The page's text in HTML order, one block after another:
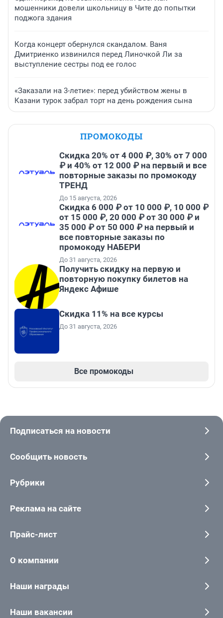
мошенники довели школьницу в Чите до попытки
поджога здания
Когда концерт обернулся скандалом. Ваня
Дмитриенко извинился перед Линочкой Ли за
выступление сестры под ее голос
«Заказали на 3-летие»: перед убийством жены в
Казани турок забрал торт на день рождения сына
ПРОМОКОДЫ
Скидка 20% от 4 000 ₽, 30% от 7 000
₽ и 40% от 12 000 ₽ на первый и все
повторные заказы по промокоду
ТРЕНД
До 15 августа, 2026
Скидка 6 000 ₽ от 10 000 ₽, 10 000 ₽
от 15 000 ₽, 20 000 ₽ от 30 000 ₽ и
35 000 ₽ от 50 000 ₽ на первый и
все повторные заказы по
промокоду НАБЕРИ
До 31 августа, 2026
Получить скидку на первую и
повторную покупку билетов на
Яндекс Афише
Скидка 11% на все курсы
До 31 августа, 2026
Все промокоды
Подписаться на новости
Сообщить новость
Рубрики
Реклама на сайте
Прайс-лист
О компании
Наши награды
Наши вакансии